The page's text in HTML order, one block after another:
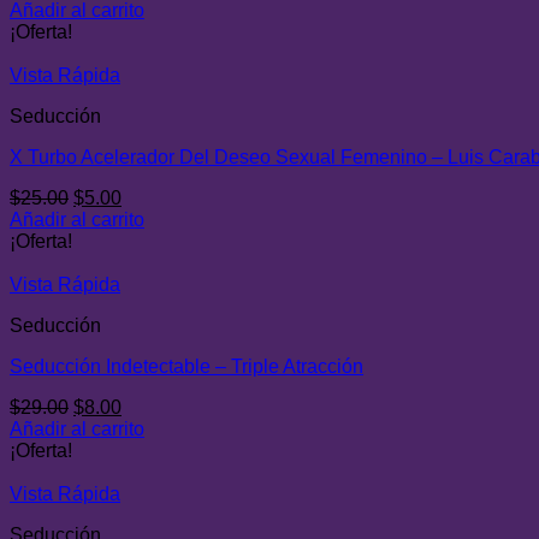
precio
$25.00.
precio
Añadir al carrito
¡Oferta!
Vista Rápida
Seducción
X Turbo Acelerador Del Deseo Sexual Femenino – Luis
$25.00 El
precio
$25.00.
$5.00El
precio
Añadir al carrito
¡Oferta!
Vista Rápida
Seducción
Seducción Indetectable – Triple Atracción
$29.00 El
precio
$29.00.
$8.00El
precio
Añadir al carrito
¡Oferta!
Vista Rápida
Seducción